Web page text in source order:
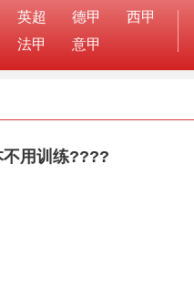
英超 德甲
西甲
法甲
意甲
不用训练????